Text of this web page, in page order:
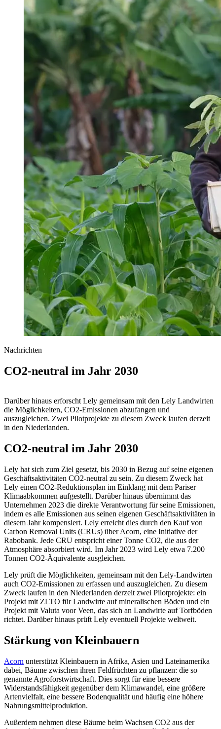
Nachrichten
CO2-neutral im Jahr 2030
Darüber hinaus erforscht Lely gemeinsam mit den Lely Landwirten
die Möglichkeiten, CO2-Emissionen abzufangen und
auszugleichen. Zwei Pilotprojekte zu diesem Zweck laufen derzeit
in den Niederlanden.
CO2-neutral im Jahr 2030
Lely hat sich zum Ziel gesetzt, bis 2030 in Bezug auf seine eigenen
Geschäftsaktivitäten CO2-neutral zu sein. Zu diesem Zweck hat
Lely einen CO2-Reduktionsplan im Einklang mit dem Pariser
Klimaabkommen aufgestellt. Darüber hinaus übernimmt das
Unternehmen 2023 die direkte Verantwortung für seine Emissionen,
indem es alle Emissionen aus seinen eigenen Geschäftsaktivitäten in
diesem Jahr kompensiert. Lely erreicht dies durch den Kauf von
Carbon Removal Units (CRUs) über Acorn, eine Initiative der
Rabobank. Jede CRU entspricht einer Tonne CO2, die aus der
Atmosphäre absorbiert wird. Im Jahr 2023 wird Lely etwa 7.200
Tonnen CO2-Äquivalente ausgleichen.
Lely prüft die Möglichkeiten, gemeinsam mit den Lely-Landwirten
auch CO2-Emissionen zu erfassen und auszugleichen. Zu diesem
Zweck laufen in den Niederlanden derzeit zwei Pilotprojekte: ein
Projekt mit ZLTO für Landwirte auf mineralischen Böden und ein
Projekt mit Valuta voor Veen, das sich an Landwirte auf Torfböden
richtet. Darüber hinaus prüft Lely eventuell Projekte weltweit.
Stärkung von Kleinbauern
Acorn unterstützt Kleinbauern in Afrika, Asien und Lateinamerika
dabei, Bäume zwischen ihren Feldfrüchten zu pflanzen: die so
genannte Agroforstwirtschaft. Dies sorgt für eine bessere
Widerstandsfähigkeit gegenüber dem Klimawandel, eine größere
Artenvielfalt, eine bessere Bodenqualität und häufig eine höhere
Nahrungsmittelproduktion.
Außerdem nehmen diese Bäume beim Wachsen CO2 aus der